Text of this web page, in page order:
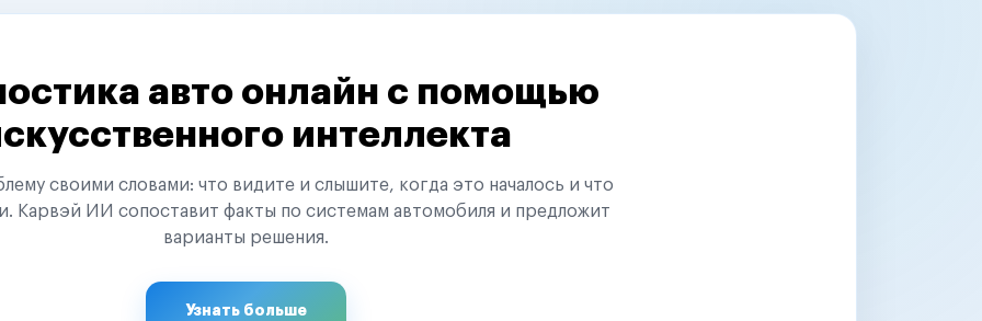
авто онлайн с помощью
интеллекта
своими словами: что видите и слышите, когда это началось и что
Карвэй ИИ сопоставит факты по системам автомобиля и предложит
варианты решения.
Узнать больше